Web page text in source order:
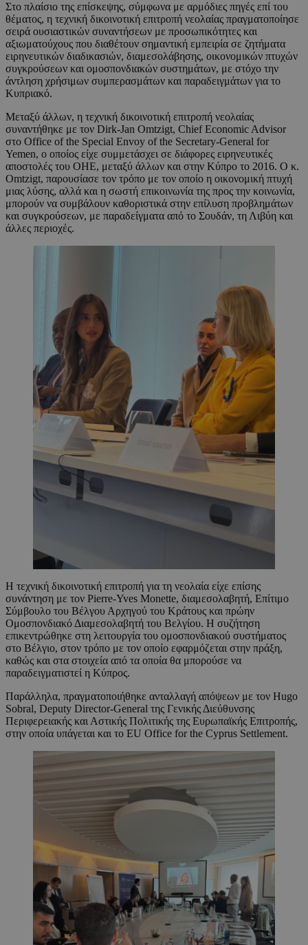
Στο πλαίσιο της επίσκεψης, σύμφωνα με αρμόδιες πηγές επί του
θέματος, η τεχνική δικοινοτική επιτροπή νεολαίας πραγματοποίησε
σειρά ουσιαστικών συναντήσεων με προσωπικότητες και
αξιωματούχους που διαθέτουν σημαντική εμπειρία σε ζητήματα
ειρηνευτικών διαδικασιών, διαμεσολάβησης, οικονομικών πτυχών
συγκρούσεων και ομοσπονδιακών συστημάτων, με στόχο την
άντληση χρήσιμων συμπερασμάτων και παραδειγμάτων για το
Κυπριακό.
Μεταξύ άλλων, η τεχνική δικοινοτική επιτροπή νεολαίας
συναντήθηκε με τον Dirk-Jan Omtzigt, Chief Economic Advisor
στο Office of the Special Envoy of the Secretary-General for
Yemen, ο οποίος είχε συμμετάσχει σε διάφορες ειρηνευτικές
αποστολές του ΟΗΕ, μεταξύ άλλων και στην Κύπρο το 2016. Ο κ.
Omtzigt, παρουσίασε τον τρόπο με τον οποίο η οικονομική πτυχή
μιας λύσης, αλλά και η σωστή επικοινωνία της προς την κοινωνία,
μπορούν να συμβάλουν καθοριστικά στην επίλυση προβλημάτων
και συγκρούσεων, με παραδείγματα από το Σουδάν, τη Λιβύη και
άλλες περιοχές.
Η τεχνική δικοινοτική επιτροπή για τη νεολαία είχε επίσης
συνάντηση με τον Pierre-Yves Monette, διαμεσολαβητή, Επίτιμο
Σύμβουλο του Βέλγου Αρχηγού του Κράτους και πρώην
Ομοσπονδιακό Διαμεσολαβητή του Βελγίου. Η συζήτηση
επικεντρώθηκε στη λειτουργία του ομοσπονδιακού συστήματος
στο Βέλγιο, στον τρόπο με τον οποίο εφαρμόζεται στην πράξη,
καθώς και στα στοιχεία από τα οποία θα μπορούσε να
παραδειγματιστεί η Κύπρος.
Παράλληλα, πραγματοποιήθηκε ανταλλαγή απόψεων με τον Hugo
Sobral, Deputy Director-General της Γενικής Διεύθυνσης
Περιφερειακής και Αστικής Πολιτικής της Ευρωπαϊκής Επιτροπής,
στην οποία υπάγεται και το EU Office for the Cyprus Settlement.